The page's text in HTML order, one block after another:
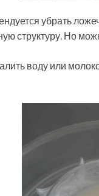
убрать
структуру. Но
воду или